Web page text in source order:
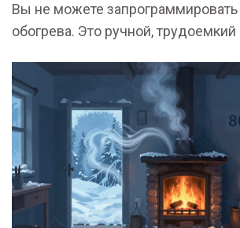
Вы не можете запрограммировать
обогрева. Это ручной,